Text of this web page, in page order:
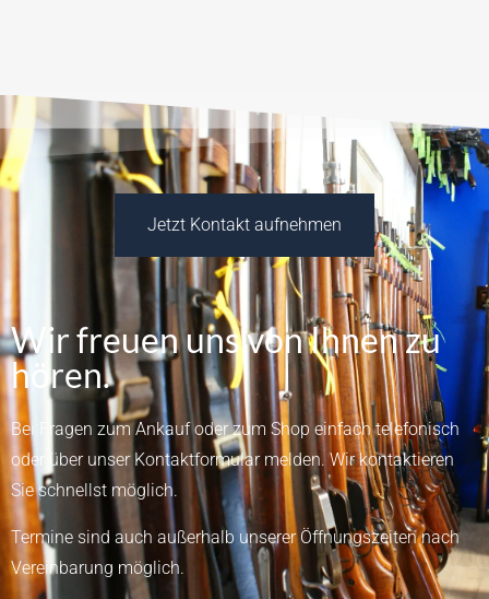
Jetzt Kontakt aufnehmen
Wir freuen uns von Ihnen zu
hören.
Bei Fragen zum Ankauf oder zum Shop einfach telefonisch
oder über unser Kontaktformularmelden.Wir kontaktieren
Sie schnellst möglich.
Termine sind auch außerhalb unserer Öffnungszeiten nach
Vereinbarung möglich.